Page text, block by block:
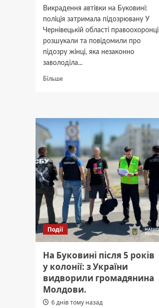
Викрадення автівки на Буковині:
поліція затримала підозрювану У
Чернівецькій області правоохоронці
розшукали та повідомили про
підозру жінці, яка незаконно
заволоділа...
БільшеДокладніше
жительки
Клішківців:
шокуюча
пригода.
Події
На Буковині після 5 років
у колонії: з України
видворили громадянина
Молдови.
6 днів тому назад